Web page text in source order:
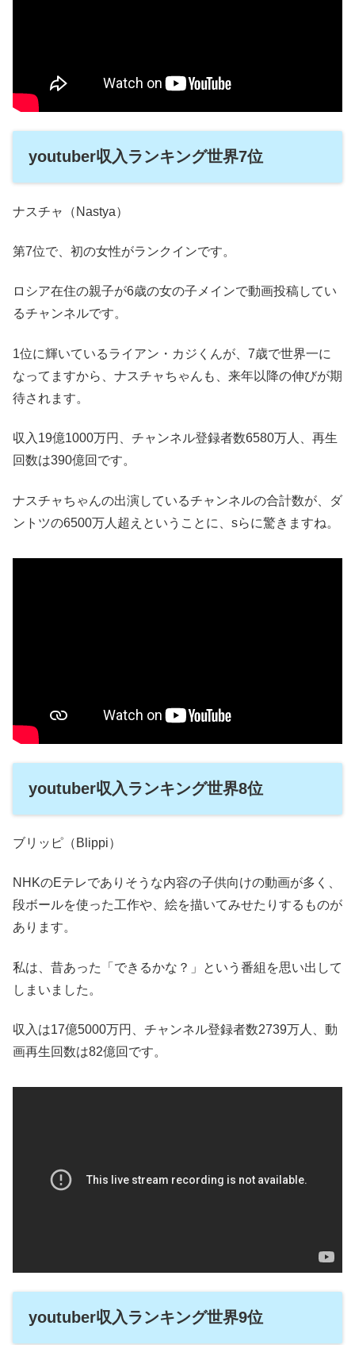
youtuber収入ランキング世界7位
ナスチャ（Nastya）
第7位で、初の女性がランクインです。
ロシア在住の親子が6歳の女の子メインで動画投稿してい
るチャンネルです。
1位に輝いているライアン・カジくんが、7歳で世界一に
なってますから、ナスチャちゃんも、来年以降の伸びが期
待されます。
収入19億1000万円、チャンネル登録者数6580万人、再生
回数は390億回です。
ナスチャちゃんの出演しているチャンネルの合計数が、ダ
ントツの6500万人超えということに、sらに驚きますね。
youtuber収入ランキング世界8位
ブリッピ（Blippi）
NHKのEテレでありそうな内容の子供向けの動画が多く、
段ボールを使った工作や、絵を描いてみせたりするものが
あります。
私は、昔あった「できるかな？」という番組を思い出して
しまいました。
収入は17億5000万円、チャンネル登録者数2739万人、動
画再生回数は82億回です。
youtuber収入ランキング世界9位